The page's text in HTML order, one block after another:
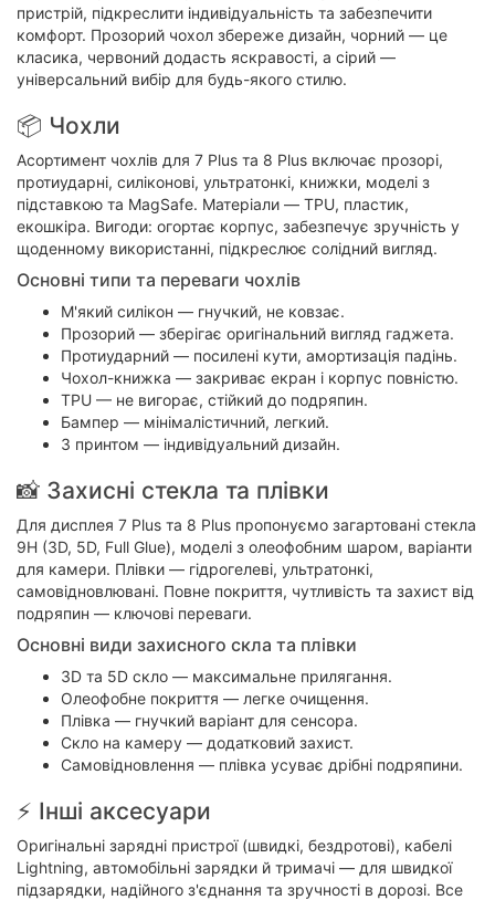
пристрій, підкреслити індивідуальність та забезпечити
комфорт. Прозорий чохол збереже дизайн, чорний — це
класика, червоний додасть яскравості, а сірий —
універсальний вибір для будь-якого стилю.
📦 Чохли
Асортимент чохлів для 7 Plus та 8 Plus включає прозорі,
протиударні, силіконові, ультратонкі, книжки, моделі з
підставкою та MagSafe. Матеріали — TPU, пластик,
екошкіра. Вигоди: огортає корпус, забезпечує зручність у
щоденному використанні, підкреслює солідний вигляд.
Основні типи та переваги чохлів
М'який силікон — гнучкий, не ковзає.
Прозорий — зберігає оригінальний вигляд гаджета.
Протиударний — посилені кути, амортизація падінь.
Чохол-книжка — закриває екран і корпус повністю.
TPU — не вигорає, стійкий до подряпин.
Бампер — мінімалістичний, легкий.
З принтом — індивідуальний дизайн.
📸 Захисні стекла та плівки
Для дисплея 7 Plus та 8 Plus пропонуємо загартовані стекла
9H (3D, 5D, Full Glue), моделі з олеофобним шаром, варіанти
для камери. Плівки — гідрогелеві, ультратонкі,
самовідновлювані. Повне покриття, чутливість та захист від
подряпин — ключові переваги.
Основні види захисного скла та плівки
3D та 5D скло — максимальне прилягання.
Олеофобне покриття — легке очищення.
Плівка — гнучкий варіант для сенсора.
Скло на камеру — додатковий захист.
Самовідновлення — плівка усуває дрібні подряпини.
⚡ Інші аксесуари
Оригінальні зарядні пристрої (швидкі, бездротові), кабелі
Lightning, автомобільні зарядки й тримачі — для швидкої
підзарядки, надійного з'єднання та зручності в дорозі. Все